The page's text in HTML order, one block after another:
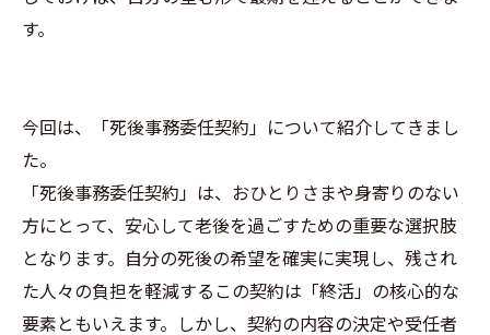
す。
今回は、「死後事務委任契約」について紹介してきまし
た。
「死後事務委任契約」は、おひとりさまや身寄りのない
方にとって、安心して老後を過ごすための重要な選択肢
となります。自分の死後の希望を確実に実現し、残され
た人々の負担を軽減するこの契約は「終活」の核心的な
要素ともいえます。しかし、契約の内容の決定や受任者